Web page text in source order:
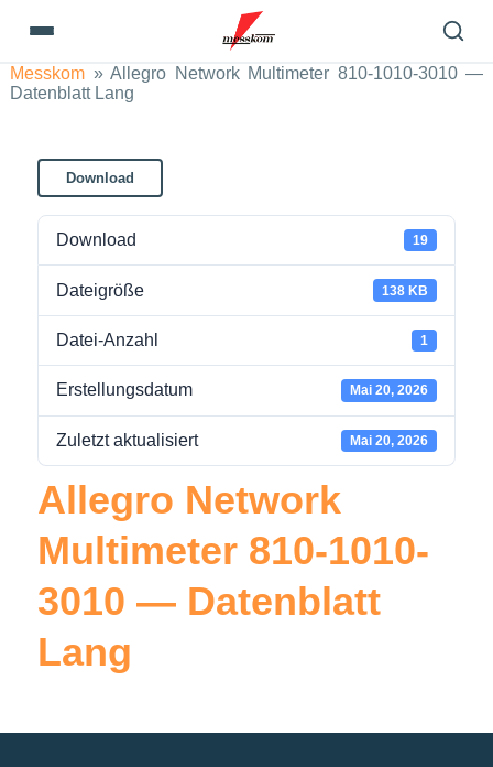
Messkom » Allegro Network Multimeter 810-1010-3010 —
Datenblatt Lang
Download
Download 19
Dateigröße 138 KB
Datei-Anzahl 1
Erstellungsdatum Mai 20, 2026
Zuletzt aktualisiert Mai 20, 2026
Allegro Network
Multimeter 810-1010-
3010 — Datenblatt
Lang